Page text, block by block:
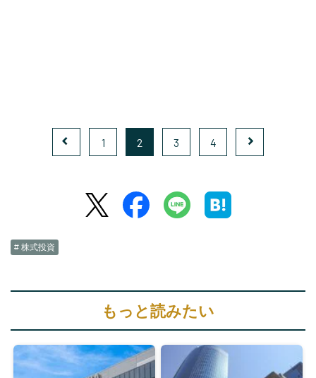
1 2 3 4
# 株式投資
もっと読みたい